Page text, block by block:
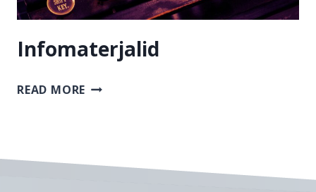
Infomaterjalid
READ MORE INFOMATERJALID